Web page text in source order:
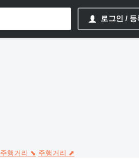
로그인 / 등
주행거리 ⬊ 주행거리 ⬈